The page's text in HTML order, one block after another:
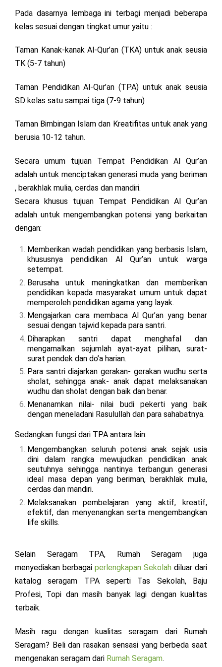
Pada dasarnya lembaga ini terbagi menjadi beberapa
kelas sesuai dengan tingkat umur yaitu :
Taman Kanak-kanak Al-Qur’an (TKA) untuk anak seusia
TK (5-7 tahun)
Taman Pendidikan Al-Qur’an (TPA) untuk anak seusia
SD kelas satu sampai tiga (7-9 tahun)
Taman Bimbingan Islam dan Kreatifitas untuk anak yang
berusia 10-12 tahun.
Secara umum tujuan Tempat Pendidikan Al Qur’an
adalah untuk menciptakan generasi muda yang beriman
, berakhlak mulia, cerdas dan mandiri.
Secara khusus tujuan Tempat Pendidikan Al Qur’an
adalah untuk mengembangkan potensi yang berkaitan
dengan:
Memberikan wadah pendidikan yang berbasis Islam,
khususnya pendidikan Al Qur’an untuk warga
setempat.
Berusaha untuk meningkatkan dan memberikan
pendidikan kepada masyarakat umum untuk dapat
memperoleh pendidikan agama yang layak.
Mengajarkan cara membaca Al Qur’an yang benar
sesuai dengan tajwid kepada para santri.
Diharapkan santri dapat menghafal dan
mengamalkan sejumlah ayat-ayat pilihan, surat-
surat pendek dan do’a harian.
Para santri diajarkan gerakan- gerakan wudhu serta
sholat, sehingga anak- anak dapat melaksanakan
wudhu dan sholat dengan baik dan benar.
Menanamkan nilai- nilai budi pekerti yang baik
dengan meneladani Rasulullah dan para sahabatnya.
Sedangkan fungsi dari TPA antara lain:
Mengembangkan seluruh potensi anak sejak usia
dini dalam rangka mewujudkan pendidikan anak
seutuhnya sehingga nantinya terbangun generasi
ideal masa depan yang beriman, berakhlak mulia,
cerdas dan mandiri.
Melaksanakan pembelajaran yang aktif, kreatif,
efektif, dan menyenangkan serta mengembangkan
life skills.
Selain Seragam TPA, Rumah Seragam juga
menyediakan berbagai perlengkapan Sekolah diluar dari
katalog seragam TPA seperti Tas Sekolah, Baju
Profesi, Topi dan masih banyak lagi dengan kualitas
terbaik.
Masih ragu dengan kualitas seragam dari Rumah
Seragam? Beli dan rasakan sensasi yang berbeda saat
mengenakan seragam dari Rumah Seragam.